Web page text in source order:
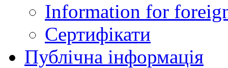
Information for
Сертифікати
Публічна інформація